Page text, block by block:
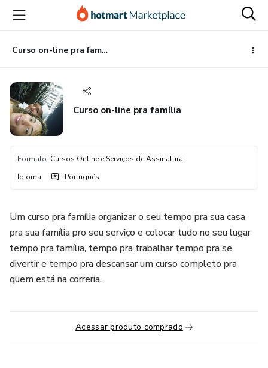
para
conteúdo
principal
para
pagamento
para
rodapé
Curso on-line pra família
Curso on-line pra família
Formato: Cursos Online e Serviços de Assinatura
Idioma: Português
Um curso pra família organizar o seu tempo pra sua casa
pra sua família pro seu serviço e colocar tudo no seu lugar
tempo pra família, tempo pra trabalhar tempo pra se
divertir e tempo pra descansar um curso completo pra
quem está na correria.
Acessar produto comprado